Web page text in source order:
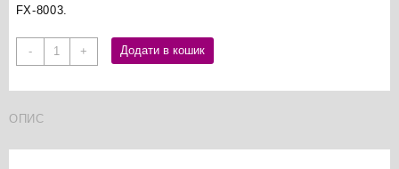
FX-8003.
-
Hakko
T33-
паяльне
+ Додати в кошик
ОПИС